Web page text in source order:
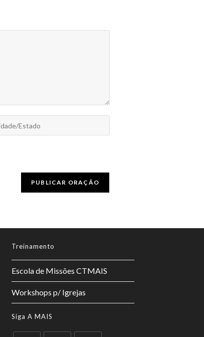
Treinamento
Escola de Missões CTMAIS
Workshops p/ Igrejas
Siga A MAIS